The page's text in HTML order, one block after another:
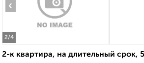
2/4
‹
2-к квартира, на длительный срок,